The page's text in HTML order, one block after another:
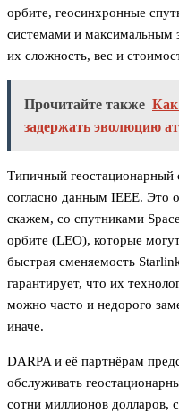
орбите, геосинхронные
системами и максимальным
их сложность, вес и
Прочитайте также Как
задержать эволюцию
Типичный геостационарный
согласно данным IEEE. Это
скажем, со спутниками
орбите (LEO), которые
быстрая сменяемость
гарантирует, что их
можно часто и недорого
иначе.
DARPA и её партнёрам
обслуживать
сотни миллионов долларов,